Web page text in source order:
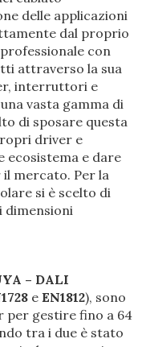
delle applicazioni
dal proprio
con
attraverso la sua
interruttori e
vasta gamma di
di sposare questa
driver e
ecosistema e dare
mercato. Per la
si è scelto di
dimensioni
– DALI
e EN1812), sono
gestire fino a 64
tra i due è stato